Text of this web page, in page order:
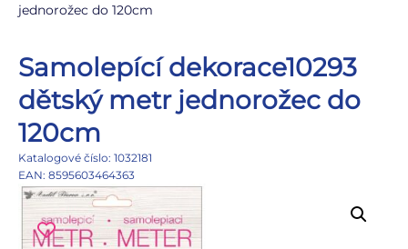
jednorožec do 120cm
Samolepící dekorace10293
dětský metr jednorožec do
120cm
Katalogové číslo: 1032181
EAN: 8595603464363